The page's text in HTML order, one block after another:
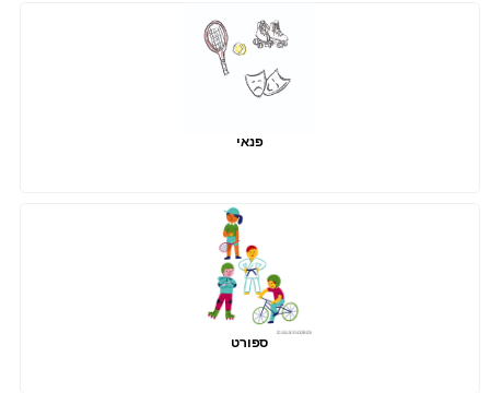
פנאי
ספורט